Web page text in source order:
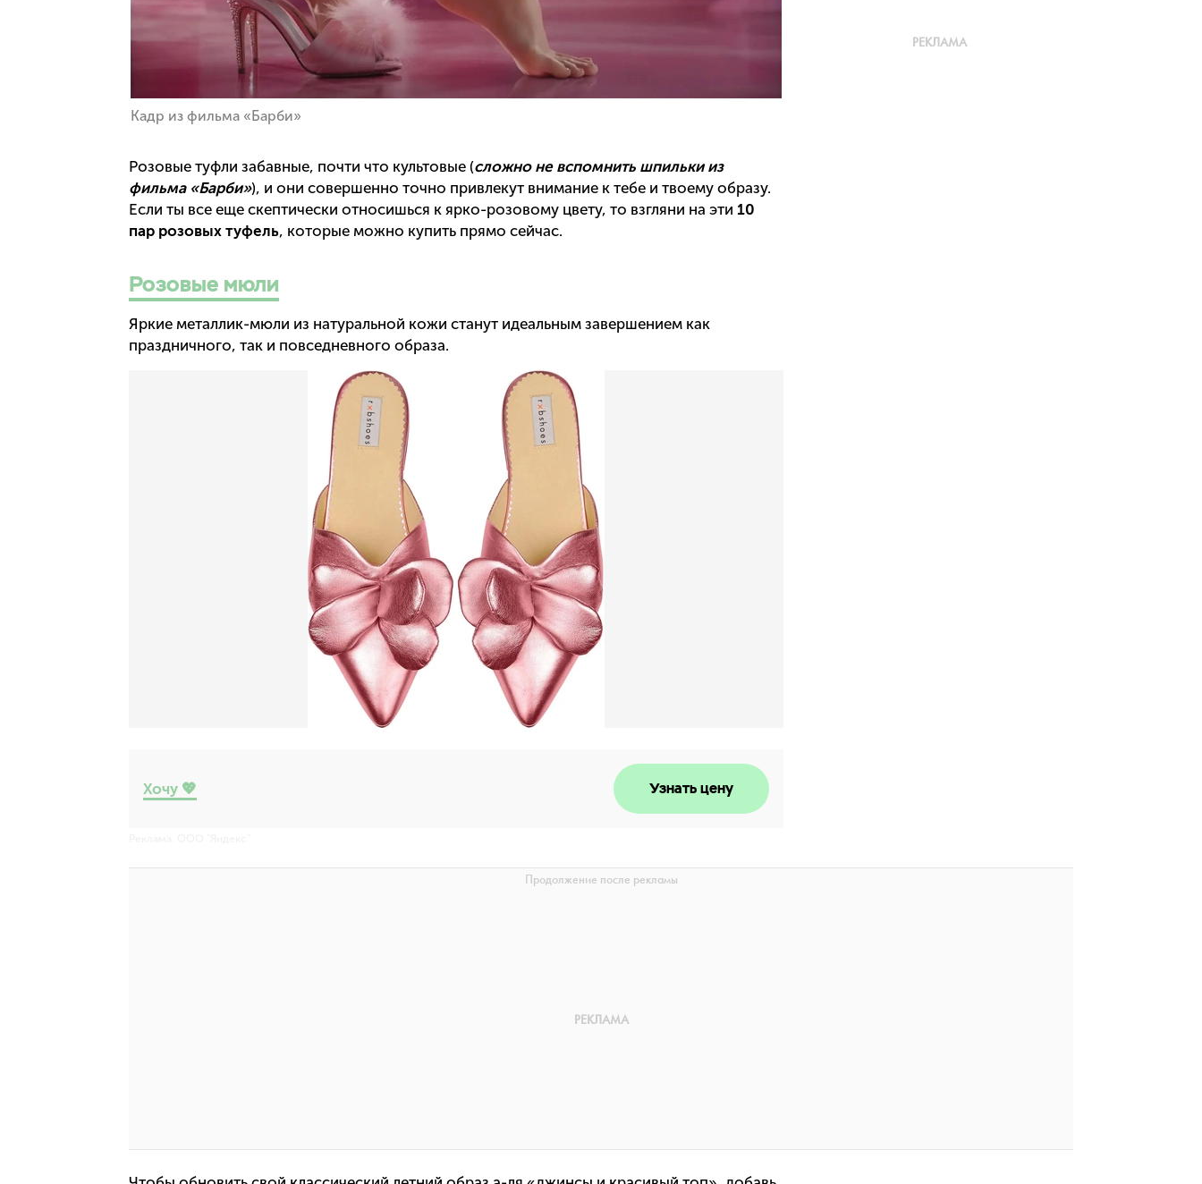
Кадр из фильма «Барби»
Розовые туфли забавные, почти что культовые (сложно не вспомнить шпильки из
фильма «Барби»), и они совершенно точно привлекут внимание к тебе и твоему образу.
Если ты все еще скептически относишься к ярко-розовому цвету, то взгляни на эти 10
пар розовых туфель, которые можно купить прямо сейчас.
Розовые мюли
Яркие металлик-мюли из натуральной кожи станут идеальным завершением как
праздничного, так и повседневного образа.
Хочу 💖 Узнать цену